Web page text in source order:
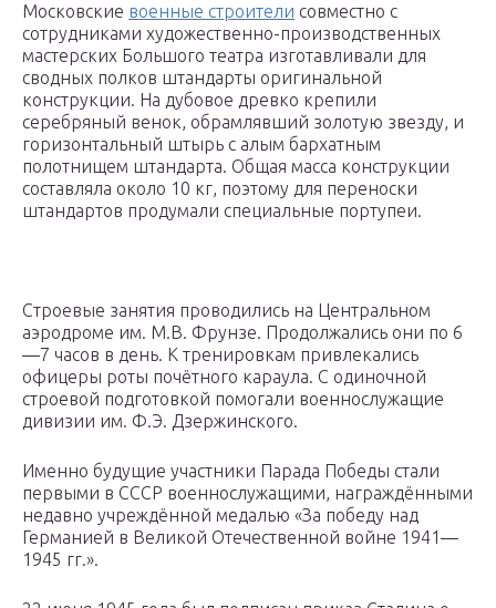
Московские военные строители совместно с
сотрудниками художественно-производственных
мастерских Большого театра изготавливали для
сводных полков штандарты оригинальной
конструкции. На дубовое древко крепили
серебряный венок, обрамлявший золотую звезду, и
горизонтальный штырь с алым бархатным
полотнищем штандарта. Общая масса конструкции
составляла около 10 кг, поэтому для переноски
штандартов продумали специальные портупеи.
Строевые занятия проводились на Центральном
аэродроме им. М.В. Фрунзе. Продолжались они по 6
—7 часов в день. К тренировкам привлекались
офицеры роты почётного караула. С одиночной
строевой подготовкой помогали военнослужащие
дивизии им. Ф.Э. Дзержинского.
Именно будущие участники Парада Победы стали
первыми в СССР военнослужащими, награждёнными
недавно учреждённой медалью «За победу над
Германией в Великой Отечественной войне 1941—
1945 гг.».